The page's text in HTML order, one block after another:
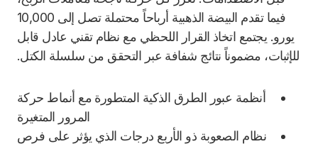
فيما تقدم البيضة الذهبية أرباحاً محتملة تصل إلى 10,000
يورو. يجتمع اتخاذ القرار اللحظي مع نظام تقني عادل قابل
للإثبات، مضموناً نتائج شفافة عبر التحقق من سلسلة الكتل.
أنظمة عبور الطرق الذكية المتطورة مع أنماط حركة
المرور المتغيرة
نظام الصعوبة ذو الأربع درجات الذي يؤثر على فرص